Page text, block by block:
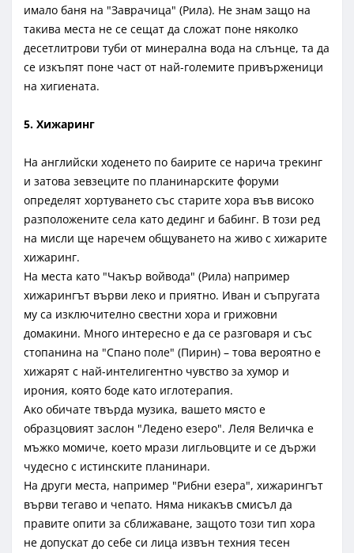
имало баня на "Заврачица" (Рила). Не знам защо на
такива места не се сещат да сложат поне няколко
десетлитрови туби от минерална вода на слънце, та да
се изкъпят поне част от най-големите привърженици
на хигиената.
5. Хижаринг
На английски ходенето по баирите се нарича трекинг
и затова зевзеците по планинарските форуми
определят хортуването със старите хора във високо
разположените села като дединг и бабинг. В този ред
на мисли ще наречем общуването на живо с хижарите
хижаринг.
На места като "Чакър войвода" (Рила) например
хижарингът върви леко и приятно. Иван и съпругата
му са изключително свестни хора и грижовни
домакини. Много интересно е да се разговаря и със
стопанина на "Спано поле" (Пирин) – това вероятно е
хижарят с най-интелигентно чувство за хумор и
ирония, която боде като иглотерапия.
Ако обичате твърда музика, вашето място е
образцовият заслон "Ледено езеро". Леля Величка е
мъжко момиче, което мрази лигльовците и се държи
чудесно с истинските планинари.
На други места, например "Рибни езера", хижарингът
върви тегаво и чепато. Няма никакъв смисъл да
правите опити за сближаване, защото този тип хора
не допускат до себе си лица извън техния тесен